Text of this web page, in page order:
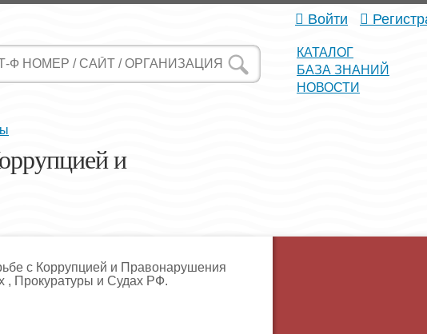
КАТАЛОГ
БАЗА ЗНАНИЙ
НОВОСТИ
Войти
и
с Коррупцией и Правонарушения
, Прокуратуры и Судах РФ.